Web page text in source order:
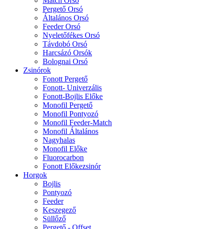
Pergető Orsó
Általános Orsó
Feeder Orsó
Nyeletőfékes Orsó
Távdobó Orsó
Harcsázó Orsók
Bolognai Orsó
Zsinórok
Fonott Pergető
Fonott- Univerzális
Fonott-Bojlis Előke
Monofil Pergető
Monofil Pontyozó
Monofil Feeder-Match
Monofil Általános
Nagyhalas
Monofil Előke
Fluorocarbon
Fonott Előkezsinór
Horgok
Bojlis
Pontyozó
Feeder
Keszegező
Süllőző